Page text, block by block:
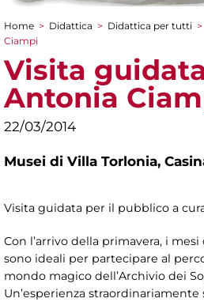
Tu sei qui
Home > Didattica > Didattica per tutti >
Ciampi
Visita
Antonia
22/03/2014
Musei di Villa Torlonia,
Visita guidata per il pubblico a
Con l’arrivo della primavera, i
sono ideali per partecipare al
mondo magico dell’Archivio dei
Un’esperienza